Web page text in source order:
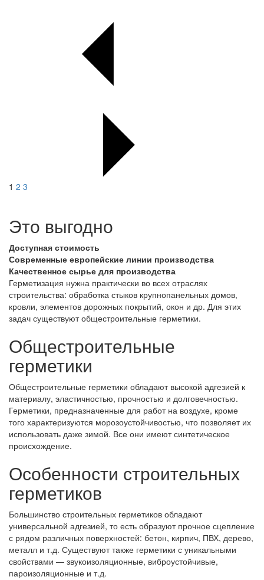
1 2 3
Это выгодно
Доступная стоимость
Современные европейские линии производства
Качественное сырье для производства
Герметизация нужна практически во всех отраслях
строительства: обработка стыков крупнопанельных домов,
кровли, элементов дорожных покрытий, окон и др. Для этих
задач существуют общестроительные герметики.
Общестроительные
герметики
Общестроительные герметики обладают высокой адгезией к
материалу, эластичностью, прочностью и долговечностью.
Герметики, предназначенные для работ на воздухе, кроме
того характеризуются морозоустойчивостью, что позволяет их
использовать даже зимой. Все они имеют синтетическое
происхождение.
Особенности строительных
герметиков
Большинство строительных герметиков обладают
универсальной адгезией, то есть образуют прочное сцепление
с рядом различных поверхностей: бетон, кирпич, ПВХ, дерево,
металл и т.д. Существуют также герметики с уникальными
свойствами — звукоизоляционные, виброустойчивые,
пароизоляционные и т.д.